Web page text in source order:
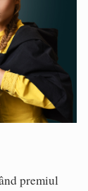
premiul